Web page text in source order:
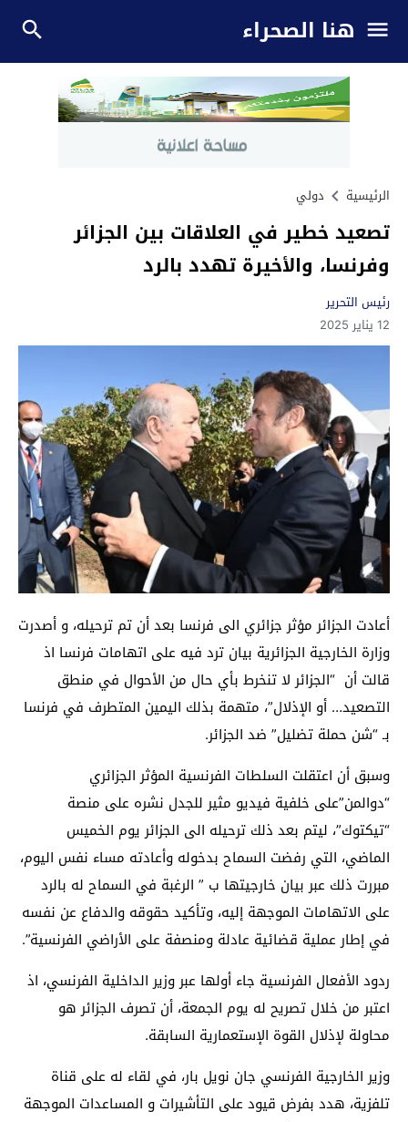
هنا الصحراء
الرئيسية دولي
تصعيد خطير في العلاقات بين الجزائر
وفرنسا، والأخيرة تهدد بالرد
رئيس التحرير
12 يناير 2025
أعادت الجزائر مؤثر جزائري الى فرنسا بعد أن تم ترحيله، و أصدرت
وزارة الخارجية الجزائرية بيان ترد فيه على اتهامات فرنسا اذ
قالت أن “الجزائر لا تنخرط بأي حال من الأحوال في منطق
التصعيد… أو الإذلال”، متهمة بذلك اليمين المتطرف في فرنسا
بـ “شن حملة تضليل” ضد الجزائر.
وسبق أن اعتقلت السلطات الفرنسية المؤثر الجزائري
“دوالمن”على خلفية فيديو مثير للجدل نشره على منصة
“تيكتوك”، ليتم بعد ذلك ترحيله الى الجزائر يوم الخميس
الماضي، التي رفضت السماح بدخوله وأعادته مساء نفس اليوم،
مبررت ذلك عبر بيان خارجيتها ب ” الرغبة في السماح له بالرد
على الاتهامات الموجهة إليه، وتأكيد حقوقه والدفاع عن نفسه
في إطار عملية قضائية عادلة ومنصفة على الأراضي الفرنسية”.
ردود الأفعال الفرنسية جاء أولها عبر وزير الداخلية الفرنسي، اذ
اعتبر من خلال تصريح له يوم الجمعة، أن تصرف الجزائر هو
محاولة لإذلال القوة الإستعمارية السابقة.
وزير الخارجية الفرنسي جان نويل بار، في لقاء له على قناة
تلفزية، هدد بفرض قيود على التأشيرات و المساعدات الموجهة